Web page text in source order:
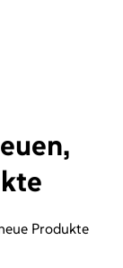
Produkte